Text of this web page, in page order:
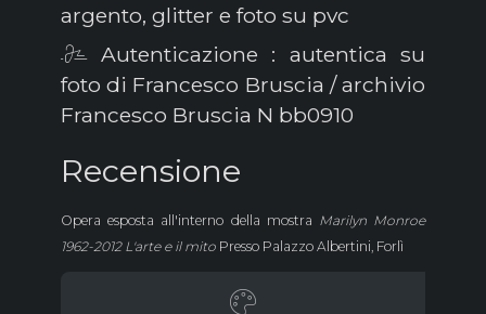
argento, glitter e foto su pvc
Autenticazione : autentica su
foto di Francesco Bruscia / archivio
Francesco Bruscia N bb0910
Recensione
Opera esposta all'interno della mostra Marilyn Monroe
1962-2012 L'arte e il mito Presso Palazzo Albertini, Forlì